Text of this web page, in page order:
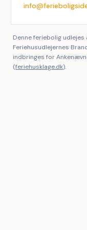
Denne feriebolig
Feriehusudlejernes
indbringes for
(feriehusklage.dk).